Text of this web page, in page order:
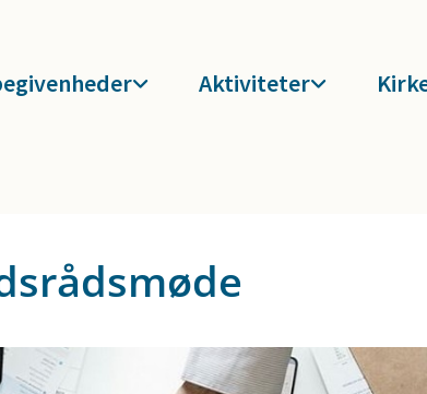
Aktiviteter